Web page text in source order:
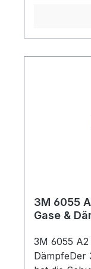
3M 6055
Gase &
3M 6055
DämpfeDer